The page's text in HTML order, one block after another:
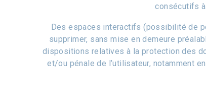
consécutifs
Des espaces interactifs (possibilité de
supprimer, sans mise en demeure
dispositions relatives à la protection des
et/ou pénale de l’utilisateur, notamment